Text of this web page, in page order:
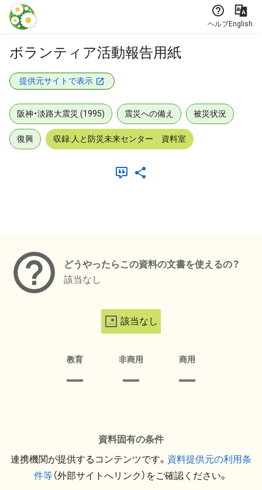
本文に飛ぶ
ヘルプEnglish
ボランティア活動報告用紙
提供元サイトで表示
阪神・淡路大震災 (1995) 震災への備え 被災状況
復興 収録:人と防災未来センター 資料室
どうやったらこの資料の文書を使えるの？
該当なし
該当なし
教育 非商用 商用
資料固有の条件
連携機関が提供するコンテンツです。 資料提供元の利用条
件等（外部サイトへリンク）をご確認ください。